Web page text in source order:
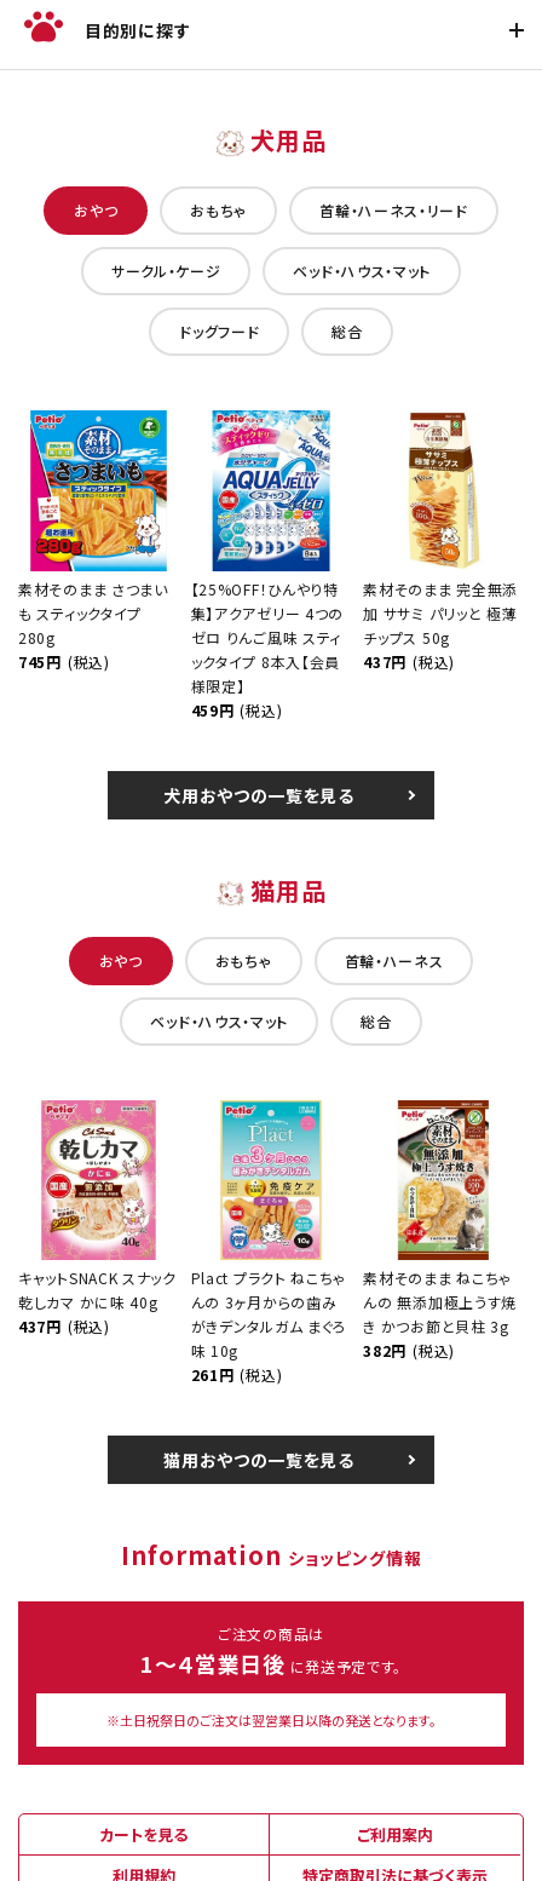
目的別に探す
犬用品
おやつ おもちゃ 首輪・ハーネス・リード
サークル・ケージ ベッド・ハウス・マット
ドッグフード 総合
素材そのまま さつまい
も スティックタイプ
280g
745円 (税込)
【25%OFF！ひんやり特
集】アクアゼリー 4つの
ゼロ りんご風味 スティ
ックタイプ 8本入【会員
様限定】
459円 (税込)
素材そのまま 完全無添
加 ササミ パリッと 極薄
チップス 50g
437円 (税込)
犬用おやつの一覧を見る
猫用品
おやつ おもちゃ 首輪・ハーネス
ベッド・ハウス・マット 総合
キャットSNACK スナック
乾しカマ かに味 40g
437円 (税込)
Plact プラクト ねこちゃ
んの 3ヶ月からの歯み
がきデンタルガム まぐろ
味 10g
261円 (税込)
素材そのまま ねこちゃ
んの 無添加極上うす焼
き かつお節と貝柱 3g
382円 (税込)
猫用おやつの一覧を見る
Information ショッピング情報
ご注文の商品は
1～４営業日後 に発送予定です。
※土日祝祭日のご注文は翌営業日以降の発送となります。
カートを見る
ご利用案内
利用規約
特定商取引法に基づく表示